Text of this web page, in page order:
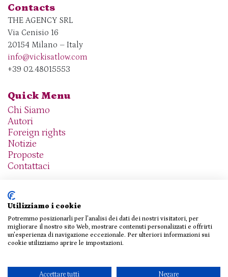
Contacts
THE AGENCY SRL
Via Cenisio 16
20154 Milano – Italy
info@vickisatlow.com
+39 02.48015553
Quick Menu
Chi Siamo
Autori
Foreign rights
Notizie
Proposte
Contattaci
We are social
© 2026 THE AGENCY SRL
Utilizziamo i cookie
Potremmo posizionarli per l'analisi dei dati dei nostri visitatori, per
migliorare il nostro sito Web, mostrare contenuti personalizzati e offrirti
un'esperienza di navigazione eccezionale. Per ulteriori informazioni sui
cookie utilizziamo aprire le impostazioni.
Accettare tutti Negare